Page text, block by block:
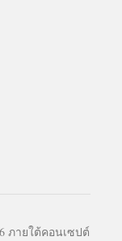
ภายใต้คอนเซปต์